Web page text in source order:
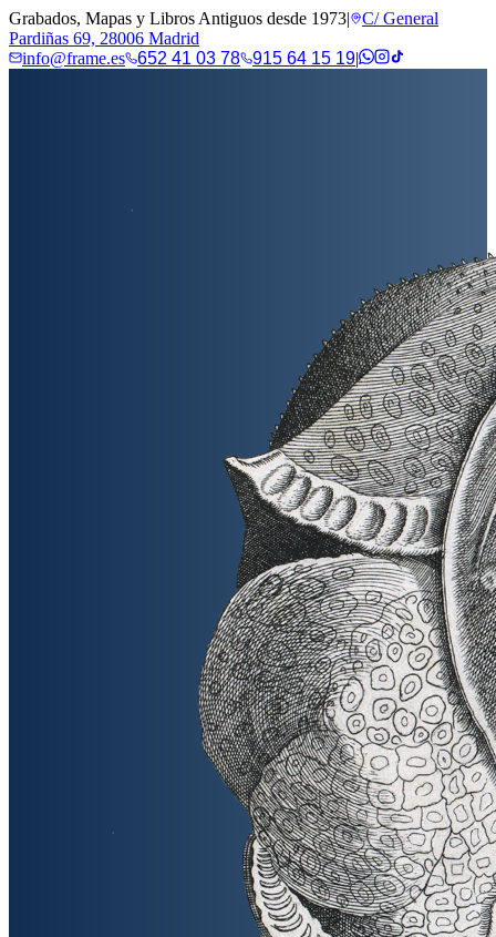
Grabados, Mapas y Libros Antiguos desde 1973|
C/ General
Pardiñas 69, 28006 Madrid
info@frame.es
652 41 03 78 915 64 15 19|